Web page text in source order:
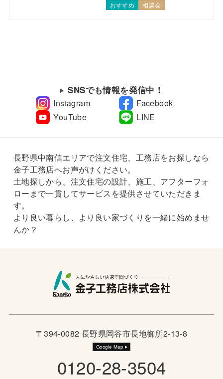
おすすめ 相談会
SNSでも情報を発信中！
Instagram
Facebook
YouTube
LINE
長野県中南信エリアで注文住宅、工務店をお探しなら
金子工務店へお声がけください。
土地探しから、注文住宅の設計、施工、アフターフォ
ローまで一貫してサービスを提供させていただきま
す。
より良い暮らし、より良い家づくりを一緒に始めませ
んか？
〒394-0082 長野県岡谷市長地御所2-13-8
Google Map
0120-28-3504